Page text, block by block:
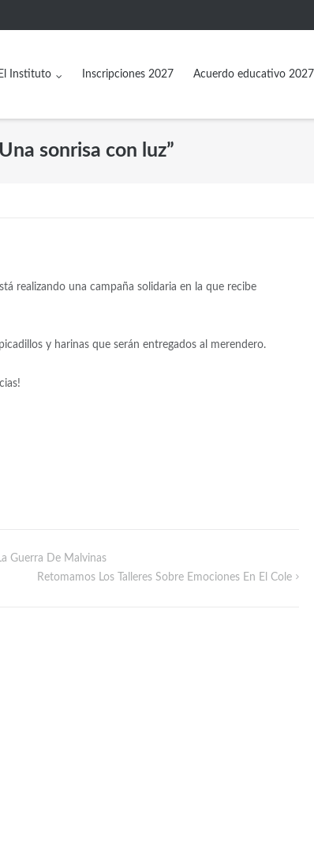
El Instituto Inscripciones 2027 Acuerdo educativo 2027
sonrisa con luz”
realizando una campaña solidaria en la que recibe
y harinas que serán entregados al merendero.
Guerra De Malvinas
Retomamos Los Talleres Sobre Emociones En El Cole